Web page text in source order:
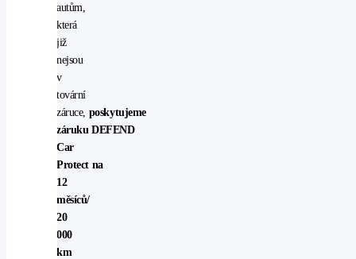
autům,
která
již
nejsou
v
tovární
záruce, poskytujeme
záruku DEFEND
Car
Protect na
12
měsíců/
20
000
km